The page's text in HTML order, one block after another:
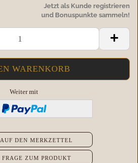
Jetzt als Kunde registrieren
und Bonuspunkte sammeln!
Weiter mit
AUF DEN MERKZETTEL
FRAGE ZUM PRODUKT